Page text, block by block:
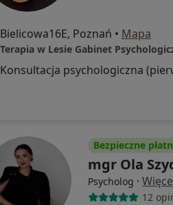
Bielicowa16E, Poznań • Mapa
Bezpieczne
mgr Ola
Psycholog ·
12